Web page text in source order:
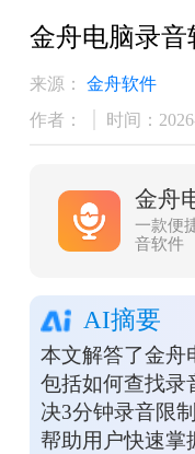
金舟电脑录
来源：
金舟软件
作者：
时间：
金舟
一款便
音软件
AI摘要
本文解答了金舟
包括如何查找录
决3分钟录音限
帮助用户快速掌